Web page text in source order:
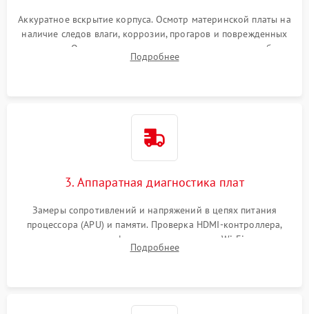
Аккуратное вскрытие корпуса. Осмотр материнской платы на
наличие следов влаги, коррозии, прогаров и поврежденных
элементов. Оценка состояния системы охлаждения, турбины
кулера и степени загрязнения радиатора пылью.
Подробнее
3. Аппаратная диагностика плат
Замеры сопротивлений и напряжений в цепях питания
процессора (APU) и памяти. Проверка HDMI-контроллера,
микросхем флеш-памяти и модуля Wi-Fi
Подробнее